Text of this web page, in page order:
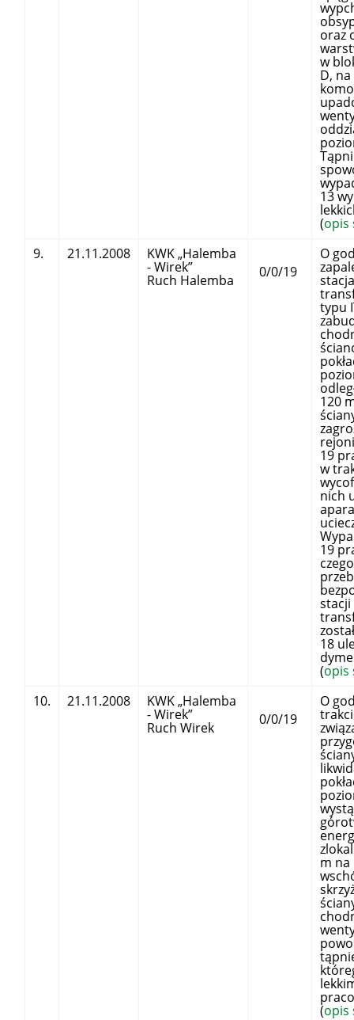
oraz
w
D,
13
(opis
9.
21.11.2008 KWK „Halemba
- Wirek”
Ruch Halemba 0/0/19
O
stacja
typu
120
19
w
nich
19
stacji
18
(opis
10.
21.11.2008 KWK „Halemba
- Wirek”
Ruch Wirek 0/0/19
O
m na
(opis